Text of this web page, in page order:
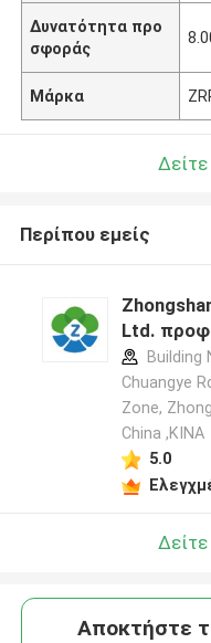
Δυνατότητα προ
σφοράς
Μάρκα
Περίπου εμείς
Ltd.
Building
Chuangye
Zone,
China ,ΚΙΝΑ
5.0
Αποκτήστε